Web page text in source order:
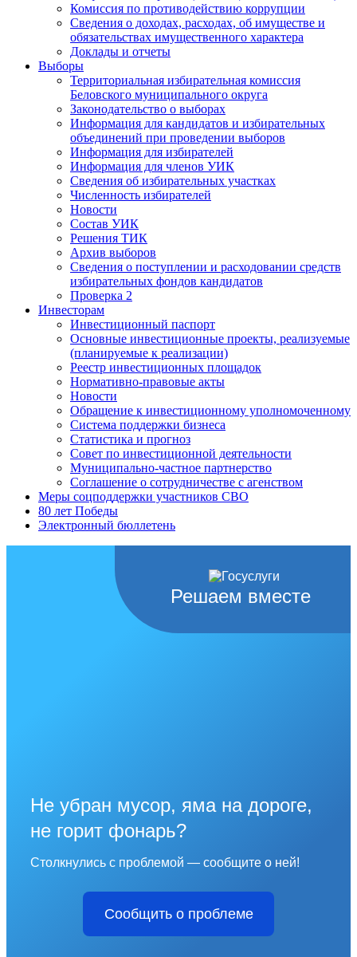
Комиссия по противодействию коррупции
Сведения о доходах, расходах, об имуществе и
обязательствах имущественного характера
Доклады и отчеты
Выборы
Территориальная избирательная комиссия
Беловского муниципального округа
Законодательство о выборах
Информация для кандидатов и избирательных
объединений при проведении выборов
Информация для избирателей
Информация для членов УИК
Сведения об избирательных участках
Численность избирателей
Новости
Состав УИК
Решения ТИК
Архив выборов
Сведения о поступлении и расходовании средств
избирательных фондов кандидатов
Проверка 2
Инвесторам
Инвестиционный паспорт
Основные инвестиционные проекты, реализуемые
(планируемые к реализации)
Реестр инвестиционных площадок
Нормативно-правовые акты
Новости
Обращение к инвестиционному уполномоченному
Система поддержки бизнеса
Статистика и прогноз
Совет по инвестиционной деятельности
Муниципально-частное партнерство
Соглашение о сотрудничестве с агенством
Меры соцподдержки участников СВО
80 лет Победы
Электронный бюллетень
Решаем вместе
Не убран мусор, яма на дороге,
не горит фонарь?
Столкнулись с проблемой — сообщите о ней!
Сообщить о проблеме